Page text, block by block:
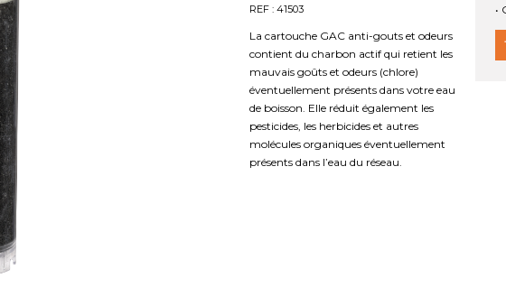
REF : 41503
La cartouche GAC anti-gouts et odeurs
contient du charbon actif qui retient les
mauvais goûts et odeurs (chlore)
éventuellement présents dans votre eau
de boisson. Elle réduit également les
pesticides, les herbicides et autres
molécules organiques éventuellement
présents dans l’eau du réseau.
•